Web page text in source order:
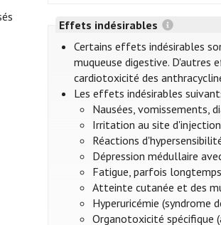
Effets indésirables
Certains effets indésirables
muqueuse digestive. D'autres
cardiotoxicité des
Les effets indésirables
Nausées, vomissements,
Irritation au site
Réactions
Dépression médullaire
Fatigue, parfois
Atteinte cutanée et des
Hyperuricémie (syndrome
Organotoxicité spécifique